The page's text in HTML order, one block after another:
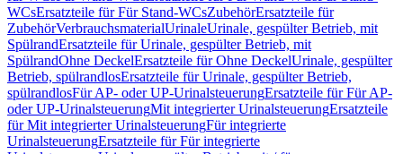
WCsErsatzteile für Für Stand-WCsZubehörErsatzteile für
ZubehörVerbrauchsmaterialUrinaleUrinale, gespülter Betrieb, mit
SpülrandErsatzteile für Urinale, gespülter Betrieb, mit
SpülrandOhne DeckelErsatzteile für Ohne DeckelUrinale, gespülter
Betrieb, spülrandlosErsatzteile für Urinale, gespülter Betrieb,
spülrandlosFür AP- oder UP-UrinalsteuerungErsatzteile für Für AP-
oder UP-UrinalsteuerungMit integrierter UrinalsteuerungErsatzteile
für Mit integrierter UrinalsteuerungFür integrierte
UrinalsteuerungErsatzteile für Für integrierte